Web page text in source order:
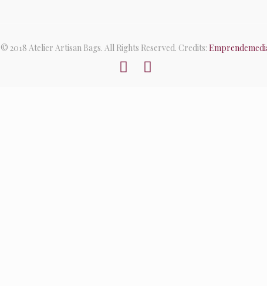
© 2018 Atelier Artisan Bags. All Rights Reserved. Credits: